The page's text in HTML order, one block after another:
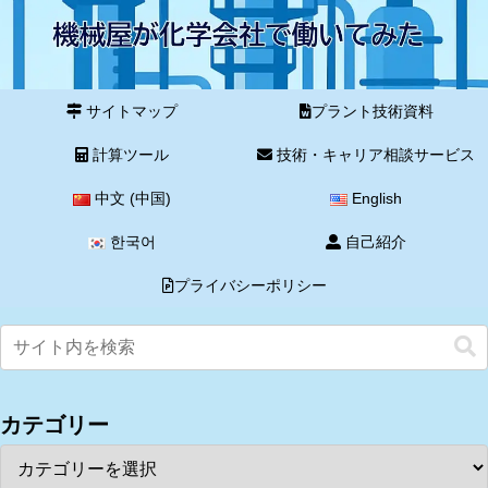
サイトマップ プラント技術資料
計算ツール 技術・キャリア相談サービス
中文 (中国) English
한국어 自己紹介
プライバシーポリシー
カテゴリー